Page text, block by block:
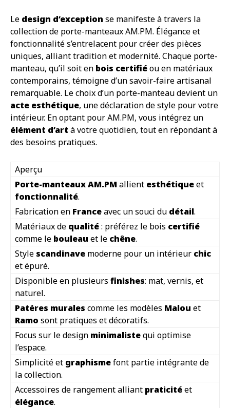
Le design d’exception se manifeste à travers la
collection de porte-manteaux AM.PM. Élégance et
fonctionnalité s’entrelacent pour créer des pièces
uniques, alliant tradition et modernité. Chaque porte-
manteau, qu’il soit en bois certifiéou en matériaux
contemporains, témoigne d’un savoir-faire artisanal
remarquable. Le choix d’un porte-manteau devient un
acte esthétique, une déclaration de style pour votre
intérieur. En optant pour AM.PM, vous intégrez un
élément d’art à votre quotidien, tout en répondant à
des besoins pratiques.
Aperçu
Porte-manteaux AM.PMallient esthétiqueet
fonctionnalité.
Fabrication en Franceavec un souci du détail.
Matériaux de qualité: préférez le bois certifié
comme le bouleau et le chêne.
Style scandinave moderne pour un intérieur chic
et épuré.
Disponible en plusieurs finishes: mat, vernis, et
naturel.
Patères murales comme les modèles Malou et
Ramo sont pratiques et décoratifs.
Focus sur le design minimalistequi optimise
l’espace.
Simplicité et graphismefont partie intégrante de
la collection.
Accessoires de rangement alliant praticitéet
élégance.